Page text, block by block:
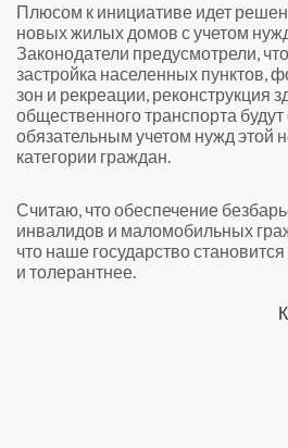
Плюсом к инициативе идет
новых жилых домов с учетом
Законодатели предусмотрели,
застройка населенных пунктов,
зон и рекреации, реконструкция
общественного транспорта
обязательным учетом нужд этой
категории граждан.
Считаю, что обеспечение
инвалидов и маломобильных
что наше государство
и толерантнее.